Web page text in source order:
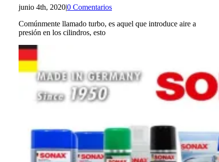
junio 4th, 2020|0 Comentarios
Comúnmente llamado turbo, es aquel que introduce aire a
presión en los cilindros, esto